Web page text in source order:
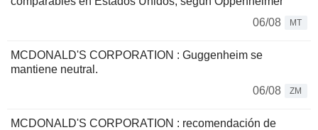
06/08
MT
MCDONALD'S CORPORATION : Guggenheim se
mantiene neutral.
06/08
ZM
MCDONALD'S CORPORATION : recomendación de